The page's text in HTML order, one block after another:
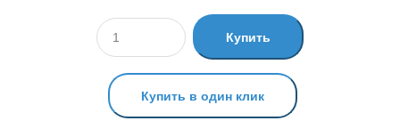
Купить
Купить в один клик